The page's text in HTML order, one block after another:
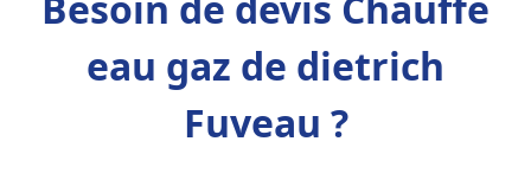
eau gaz de dietrich
Fuveau ?